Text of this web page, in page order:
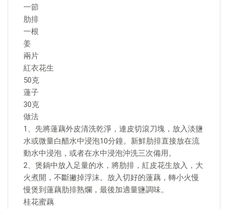
一節
肋排
一根
姜
兩片
紅衣花生
50克
蓮子
30克
做法
1、先將蓮藕外皮清洗乾淨，連皮切滾刀塊，放入淡鹽
水或微量白醋水中浸泡10分鐘。新鮮肋排直接放在流
動水中浸泡，或者在水中浸泡沖洗三次備用。
2、煲鍋中放入足量的水，將肋排，紅皮花生放入，大
火煮開，不斷撇掉浮沫。放入切好的蓮藕，轉小火慢
慢煲到蓮藕肋排熟爛，最後加適量鹽調味。
桂花蜜藕